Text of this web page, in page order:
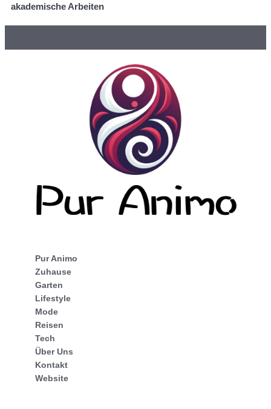
akademische Arbeiten
Pur Animo
Zuhause
Garten
Lifestyle
Mode
Reisen
Tech
Über Uns
Kontakt
Website